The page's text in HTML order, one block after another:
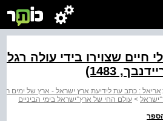
חיים שצוירו בידי עולה
‭(1483‬
אריאל : כתב עת לידיעת ארץ ישראל - ארץ של ימים
> עולם החי של ארץ־ישראל בימי הביניים